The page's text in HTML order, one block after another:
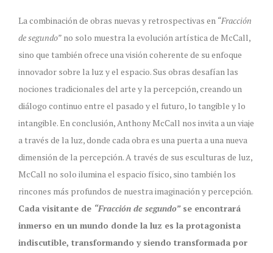
La combinación de obras nuevas y retrospectivas en “Fracción
de segundo” no solo muestra la evolución artística de McCall,
sino que también ofrece una visión coherente de su enfoque
innovador sobre la luz y el espacio. Sus obras desafían las
nociones tradicionales del arte y la percepción, creando un
diálogo continuo entre el pasado y el futuro, lo tangible y lo
intangible. En conclusión, Anthony McCall nos invita a un viaje
a través de la luz, donde cada obra es una puerta a una nueva
dimensión de la percepción. A través de sus esculturas de luz,
McCall no solo ilumina el espacio físico, sino también los
rincones más profundos de nuestra imaginación y percepción.
Cada visitante de “Fracción de segundo”se encontrará
inmerso en un mundo donde la luz es la protagonista
indiscutible, transformando y siendo transformada por